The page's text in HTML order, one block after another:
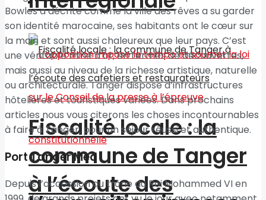
Fiscalité locale : la
commune de Tanger
à l’écoute des
Bowles a décrite comme la ville des rêves a su garder
son identité marocaine, ses habitants ont le cœur sur
la main et sont aussi chaleureux que leur pays. C’est
une véritable mine d’or, en termes de découvertes,
mais aussi au niveau de la richesse artistique, naturelle
ou architecturale. Tanger dispose d’infrastructures
hôtelières et touristiques variées. Dans prochains
articles nous vous citerons les choses incontournables
à faire à Tanger, pour un séjour réussi et authentique.
Port Tanger Med
Depuis l’accession au trône du Roi Mohammed VI en